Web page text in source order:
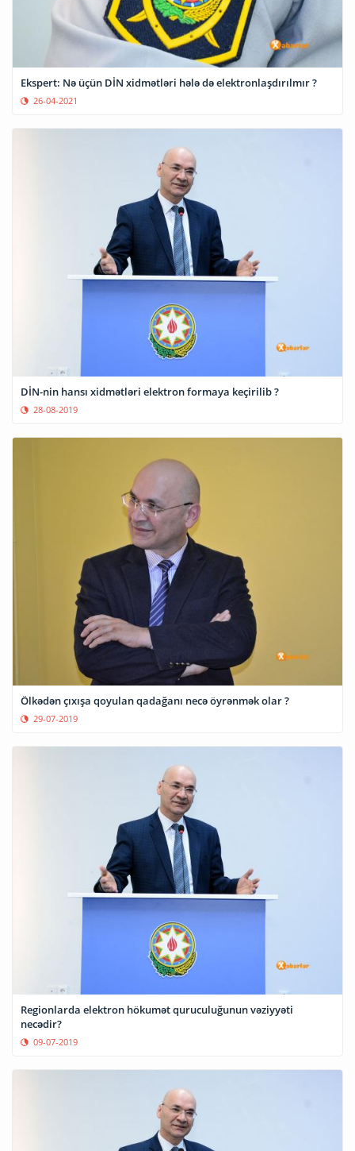
Ekspert: Nə üçün DİN xidmətləri hələ də elektronlaşdırılmır ?
26-04-2021
DİN-nin hansı xidmətləri elektron formaya keçirilib ?
28-08-2019
Ölkədən çıxışa qoyulan qadağanı necə öyrənmək olar ?
29-07-2019
Regionlarda elektron hökumət quruculuğunun vəziyyəti
necədir?
09-07-2019